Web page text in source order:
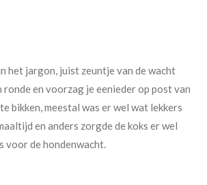
het jargon, juist zeuntje van de wacht
ronde en voorzag je eenieder op post van
bikken, meestal was er wel wat lekkers
en anders zorgde de koks er wel
voor de hondenwacht.